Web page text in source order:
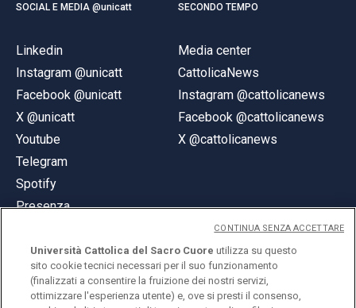
SOCIAL E MEDIA @unicatt
Linkedin
Instagram @unicatt
Facebook @unicatt
X @unicatt
Youtube
Telegram
Spotify
Presenza
SECONDO TEMPO
Media center
CattolicaNews
Instagram @cattolicanews
Facebook @cattolicanews
X @cattolicanews
© Università Cattolica del Sacro Cuore
Università Cattolica del Sacro Cuore utilizza su questo
sito cookie tecnici necessari per il suo funzionamento
(finalizzati a consentire la fruizione dei nostri servizi,
ottimizzare l'esperienza utente) e, ove si presti il consenso,
CONTINUA SENZA ACCETTARE